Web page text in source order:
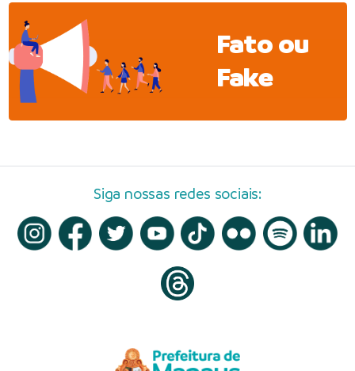
Fato ou
Fake
Siga nossas redes sociais: